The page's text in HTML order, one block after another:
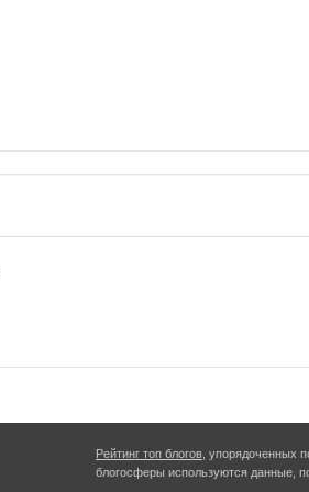
Рейтинг топ блогов , упорядоченных
блогосферы используются данные,